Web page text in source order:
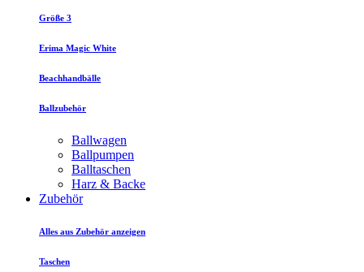
Größe 3
Erima Magic White
Beachhandbälle
Ballzubehör
Ballwagen
Ballpumpen
Balltaschen
Harz & Backe
Zubehör
Alles aus Zubehör anzeigen
Taschen